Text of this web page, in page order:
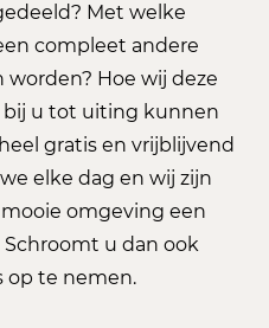
Met welke
compleet andere
Hoe wij deze
u tot uiting kunnen
gratis en vrijblijvend
elke dag en wij zijn
omgeving een
u dan ook
op te nemen.